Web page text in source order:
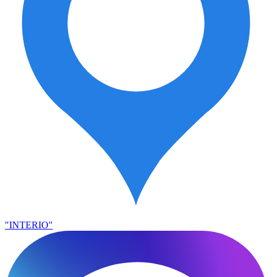
"INTERIO"